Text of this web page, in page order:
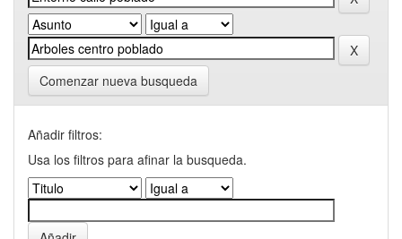
Comenzar nueva busqueda
Añadir filtros:
Usa los filtros para afinar la busqueda.